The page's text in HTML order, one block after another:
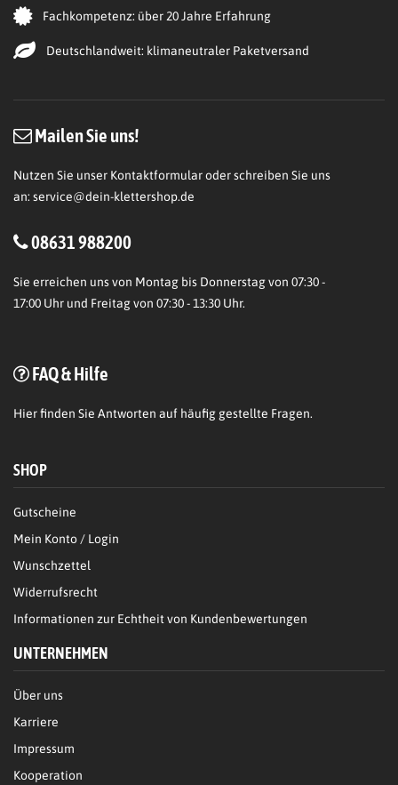
Fachkompetenz: über 20 Jahre Erfahrung
Deutschlandweit: klimaneutraler Paketversand
Mailen Sie uns!
Nutzen Sie unser Kontaktformular oder schreiben Sie uns
an: service@dein-klettershop.de
08631 988200
Sie erreichen uns von Montag bis Donnerstag von 07:30 -
17:00 Uhr und Freitag von 07:30 - 13:30 Uhr.
FAQ & Hilfe
Hierfinden Sie Antworten auf häufig gestellte Fragen.
SHOP
Gutscheine
Mein Konto / Login
Wunschzettel
Widerrufsrecht
Informationen zur Echtheit von Kundenbewertungen
UNTERNEHMEN
Über uns
Karriere
Impressum
Kooperation